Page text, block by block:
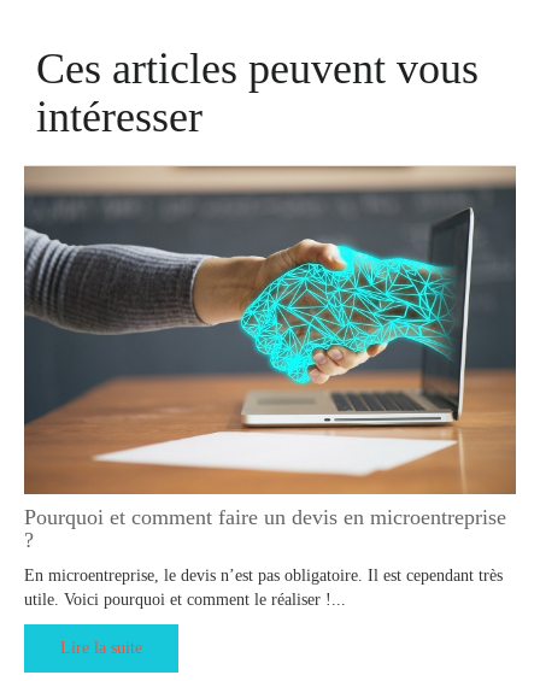
Ces articles peuvent vous
intéresser
Pourquoi et comment faire un devis en microentreprise
?
En microentreprise, le devis n’est pas obligatoire. Il est cependant très
utile. Voici pourquoi et comment le réaliser !...
Lire la suite